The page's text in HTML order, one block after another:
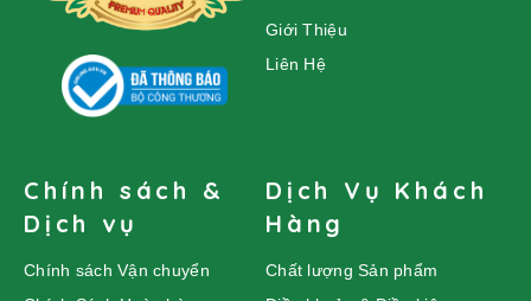
Giới Thiệu
Liên Hệ
Chính sách &
Dịch vụ
Chính sách Vận chuyển
Dịch Vụ Khách
Hàng
Chất lượng Sản phẩm